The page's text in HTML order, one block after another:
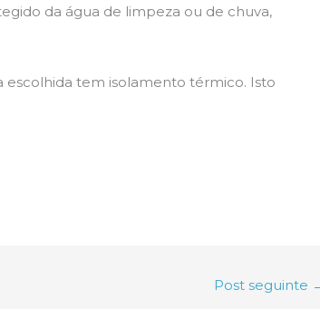
da água de limpeza ou de chuva,
tem isolamento térmico. Isto
Post seguinte